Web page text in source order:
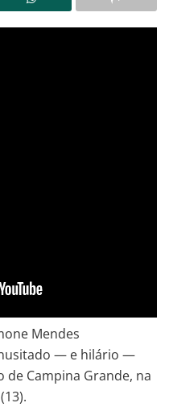
Mendes
— e hilário —
de Campina Grande, na